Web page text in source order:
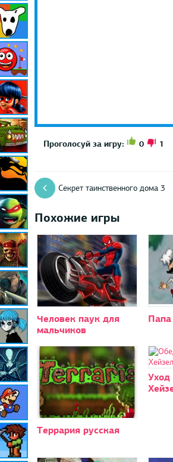
Проголосуй за игру: 0 1
Секрет таинственного дома 3
Похожие игры
Человек паук для
мальчиков
Террария русская